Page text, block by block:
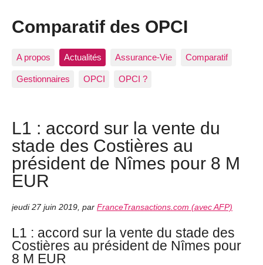
Comparatif des OPCI
A propos Actualités Assurance-Vie Comparatif
Gestionnaires OPCI OPCI ?
L1 : accord sur la vente du
stade des Costières au
président de Nîmes pour 8 M
EUR
jeudi 27 juin 2019 par FranceTransactions.com (avec AFP)
L1 : accord sur la vente du stade des
Costières au président de Nîmes pour
8 M EUR